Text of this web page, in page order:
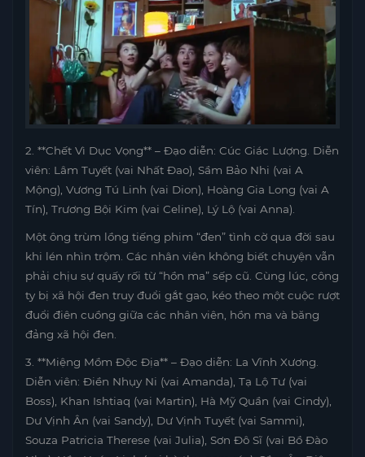
2. **Chết Vì Dục Vọng** – Đạo diễn: Cúc Giác Lượng. Diễn
viên: Lâm Tuyết (vai Nhất Đao), Sầm Bảo Nhi (vai A
Mộng), Vương Tú Linh (vai Dion), Hoàng Gia Long (vai A
Tín), Trương Bội Kim (vai Celine), Lý Lộ (vai Anna).
Một ông trùm lồng tiếng phim “đen” tình cờ qua đời sau
khi lén nhìn trộm. Các nhân viên không biết chuyện vẫn
phải chịu sự quấy rối từ “hồn ma” sếp cũ. Cùng lúc, công
ty bị xã hội đen truy đuổi gắt gao, kéo theo một cuộc rượt
đuổi điên cuồng giữa các nhân viên, hồn ma và băng
đảng xã hội đen.
3. **Miệng Mồm Độc Địa** – Đạo diễn: La Vĩnh Xương.
Diễn viên: Điền Nhụy Ni (vai Amanda), Tạ Lộ Tư (vai
Boss), Khan Ishtiaq (vai Martin), Hà Mỹ Quần (vai Cindy),
Dư Vịnh Ân (vai Sandy), Dư Vịnh Tuyết (vai Sammi),
Souza Patricia Therese (vai Julia), Sơn Đô Sĩ (vai Bồ Đào